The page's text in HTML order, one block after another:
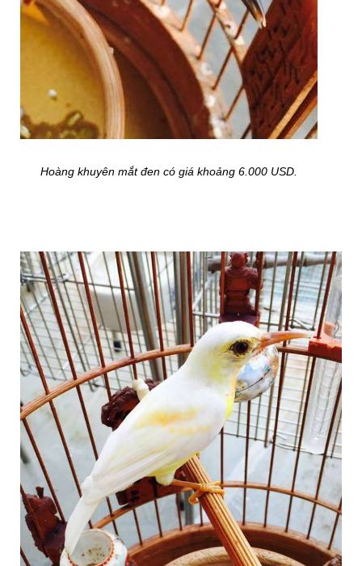
Hoàng khuyên mắt đen có giá khoảng 6.000 USD.